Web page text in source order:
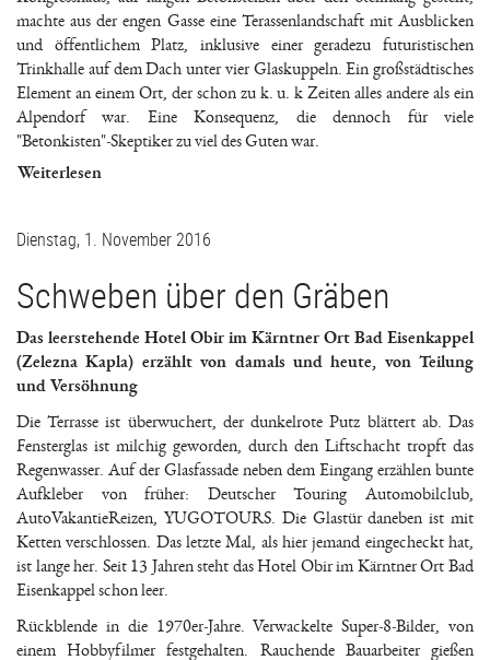
machte aus der engen Gasse eine Terassenlandschaft mit Ausblicken
und öffentlichem Platz, inklusive einer geradezu futuristischen
Trinkhalle auf dem Dach unter vier Glaskuppeln. Ein großstädtisches
Element an einem Ort, der schon zu k. u. k Zeiten alles andere als ein
Alpendorf war. Eine Konsequenz, die dennoch für viele
"Betonkisten"-Skeptiker zu viel des Guten war.
Weiterlesen
Dienstag, 1. November 2016
Schweben über den Gräben
Das leerstehende Hotel Obir im Kärntner Ort Bad Eisenkappel
(Zelezna Kapla) erzählt von damals und heute, von Teilung
und Versöhnung
Die Terrasse ist überwuchert, der dunkelrote Putz blättert ab. Das
Fensterglas ist milchig geworden, durch den Liftschacht tropft das
Regenwasser. Auf der Glasfassade neben dem Eingang erzählen bunte
Aufkleber von früher: Deutscher Touring Automobilclub,
AutoVakantieReizen, YUGOTOURS. Die Glastür daneben ist mit
Ketten verschlossen. Das letzte Mal, als hier jemand eingecheckt hat,
ist lange her. Seit 13 Jahren steht das Hotel Obir im Kärntner Ort Bad
Eisenkappel schon leer.
Rückblende in die 1970er-Jahre. Verwackelte Super-8-Bilder, von
einem Hobbyfilmer festgehalten. Rauchende Bauarbeiter gießen